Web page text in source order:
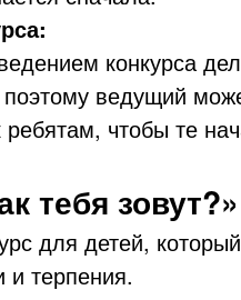
конкурса
ведущий
ребятам, чтобы те
тебя зовут?»
для детей,
и терпения.